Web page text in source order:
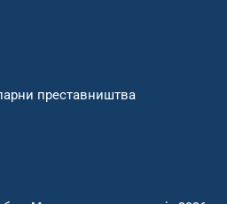
преставништва